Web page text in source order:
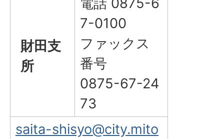
財田支
所
7-0100
ファックス
番号
0875-67-24
73
saita-shisyo@city.mito